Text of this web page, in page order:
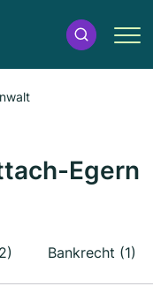
Egern
Bankrecht (1)